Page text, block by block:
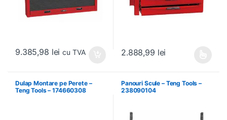
9.385,98 lei cu TVA 2.888,99 lei
Dulap Montare pe Perete –
Teng Tools – 174660308
Panouri Scule – Teng Tools –
238090104